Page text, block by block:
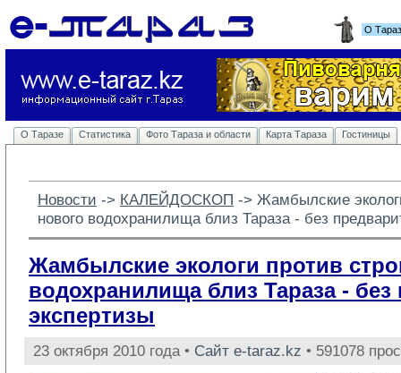
О
О Таразе Статистика Фото Тараза и области Карта Тараза Гостиницы
Новости -> КАЛЕЙДОСКОП -> Жамбылские
нового водохранилища близ Тараза - без
Жамбылские экологи против
водохранилища близ Тараза -
экспертизы
23 октября 2010 года • Сайт e-taraz.kz • 591078